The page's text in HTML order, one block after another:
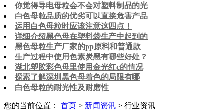
你觉得导电母粒会不会对塑料制品的光
白色母粒品质的优劣可以直接危害产品
运用白色母粒时应该注意这四点！
详细介绍黑色母在塑料袋生产中起到的
黑色母粒生产厂家的pp原料和普通款
生产过程中使用色素炭黑有哪些好处？
湖北塑胶彩色母里使用金光红c的情况
探索了解深圳黑色母着色的局限有哪
白色母粒的耐光性及耐磨性
您的当前位置： 首页 > 新闻资讯 > 行业资讯